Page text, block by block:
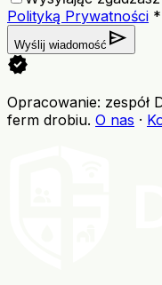
Polityką Prywatności *
Wyślij wiadomość send
verified
Opracowanie: zespół
ferm drobiu. O nas ·